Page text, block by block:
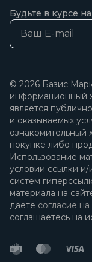
Будьте в курсе
© 2026 Базис
информационный
является
и оказываемых
ознакомительный
покупке либо
Использование
условии ссылки
систем
материала на
даете согласие
соглашаетесь на